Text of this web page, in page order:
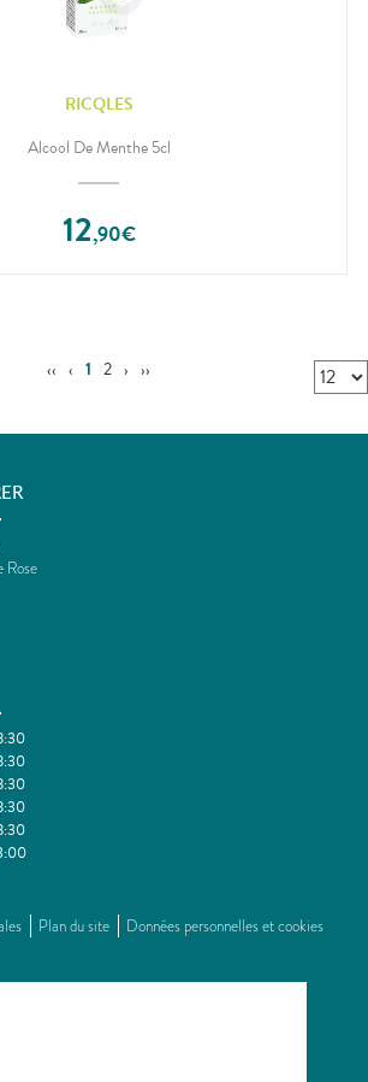
RICQLES
Alcool De Menthe 5cl
12,90€
‹‹ ‹ 1 2 › ››
Rose
Plan du site Données personnelles et cookies